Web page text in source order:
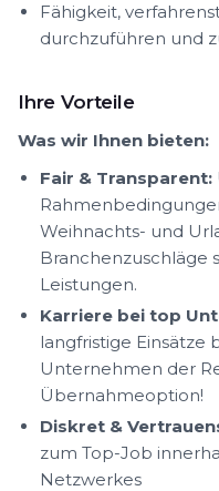
Fähigkeit,
durchzuführen und
Ihre Vorteile
Was wir Ihnen bieten:
Fair & Transparent:
Weihnachts- und
Branchenzuschläge
Leistungen.
Karriere bei top
langfristige Einsätze
Unternehmen der
Übernahmeoption!
Diskret &
zum Top-Job
Netzwerkes